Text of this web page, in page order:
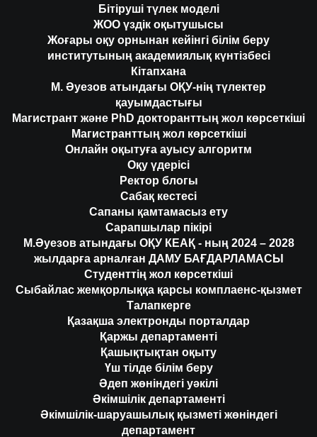
Бітіруші түлек моделі
ЖОО үздік оқытушысы
Жоғары оқу орнынан кейінгі білім беру
институтының академиялық күнтізбесі
Кітапхана
М. Әуезов атындағы ОҚУ-нің түлектер
қауымдастығы
Магистрант және PhD докторанттың жол көрсеткіші
Магистранттың жол көрсеткіші
Онлайн оқытуға ауысу алгоритм
Оқу үдерісі
Ректор блогы
Сабақ кестесі
Сапаны қамтамасыз ету
Сарапшылар пікірі
М.Әуезов атындағы ОҚУ КЕАҚ - ның 2024 – 2028
жылдарға арналған ДАМУ БАҒДАРЛАМАСЫ
Студенттің жол көрсеткіші
Сыбайлас жемқорлыққа қарсы комплаенс-қызмет
Талапкерге
Қазақша электронды порталдар
Қаржы департаменті
Қашықтықтан оқыту
Үш тілде білім беру
Әдеп жөніндегі уәкілі
Әкімшілік департаменті
Әкімшілік-шаруашылық қызметі жөніндегі
департамент